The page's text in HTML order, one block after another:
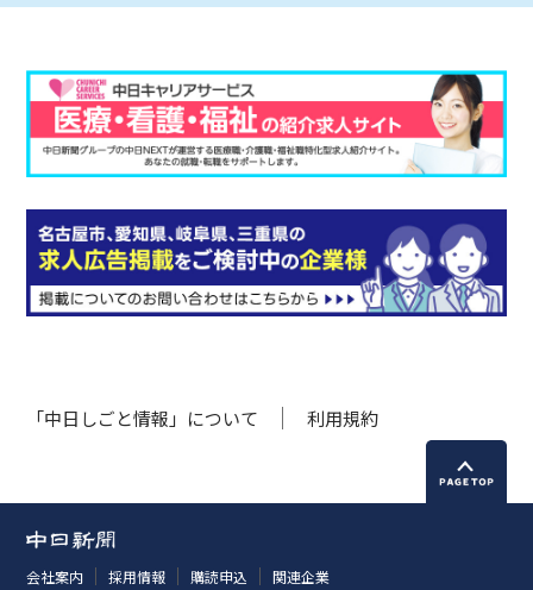
「中日しごと情報」について 利用規約
会社案内 採用情報 購読申込 関連企業